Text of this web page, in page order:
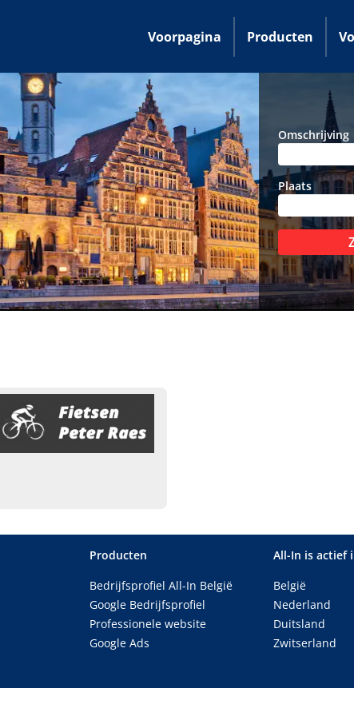
Voorpagina Producten
Omschrijving
Plaats
Producten
Bedrijfsprofiel All-In België
Google Bedrijfsprofiel
Professionele website
Google Ads
All-In is actief
België
Nederland
Duitsland
Zwitserland